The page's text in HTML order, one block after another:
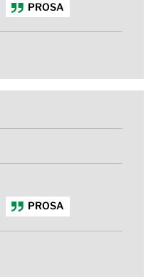
PROSA
PROSA